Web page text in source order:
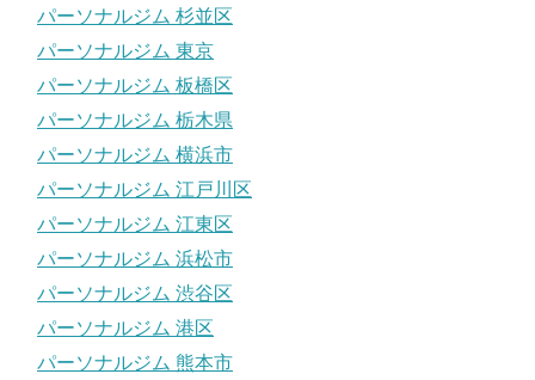
パーソナルジム 杉並区
パーソナルジム 東京
パーソナルジム 板橋区
パーソナルジム 栃木県
パーソナルジム 横浜市
パーソナルジム 江戸川区
パーソナルジム 江東区
パーソナルジム 浜松市
パーソナルジム 渋谷区
パーソナルジム 港区
パーソナルジム 熊本市